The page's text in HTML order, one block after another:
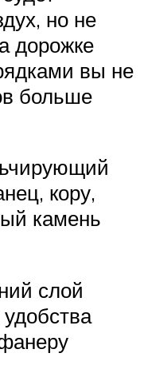
но не
дорожке
вы не
больше
кору,
камень
слой